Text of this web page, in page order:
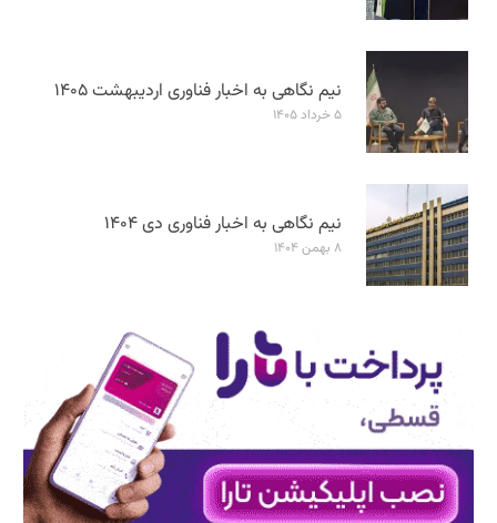
نیم نگاهی به اخبار فناوری اردیبهشت ۱۴۰۵
۵ خرداد ۱۴۰۵
نیم نگاهی به اخبار فناوری دی ۱۴۰۴
۸ بهمن ۱۴۰۴